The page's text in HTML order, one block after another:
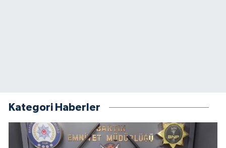
Kategori Haberler